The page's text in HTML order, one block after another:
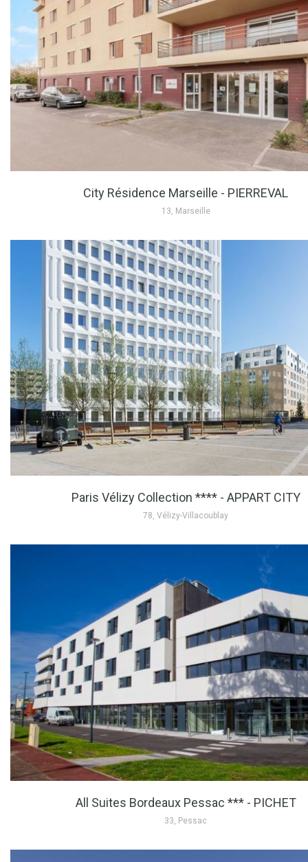
City Résidence Marseille - PIERREVAL
13, Marseille
Paris Vélizy Collection **** - APPART CITY
78, Vélizy-Villacoublay
All Suites Bordeaux Pessac *** - PICHET
33, Pessac